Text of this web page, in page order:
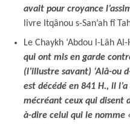
avait pour croyance
livre Itqânou s-San’ah fî
Le Chaykh ‘Abdou l-Lâh
qui ont mis en garde
(l’illustre savant) ‘Alâ-ou
est décédé en 841 H., il
mécréant ceux qui disent
à-dire celui qui le nomme